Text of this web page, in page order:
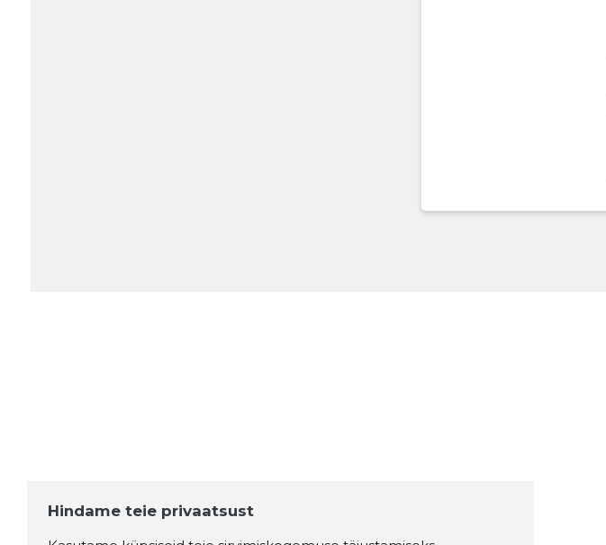
Hindame teie privaatsust